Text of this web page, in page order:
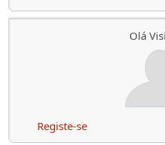
Olá
Registe-se